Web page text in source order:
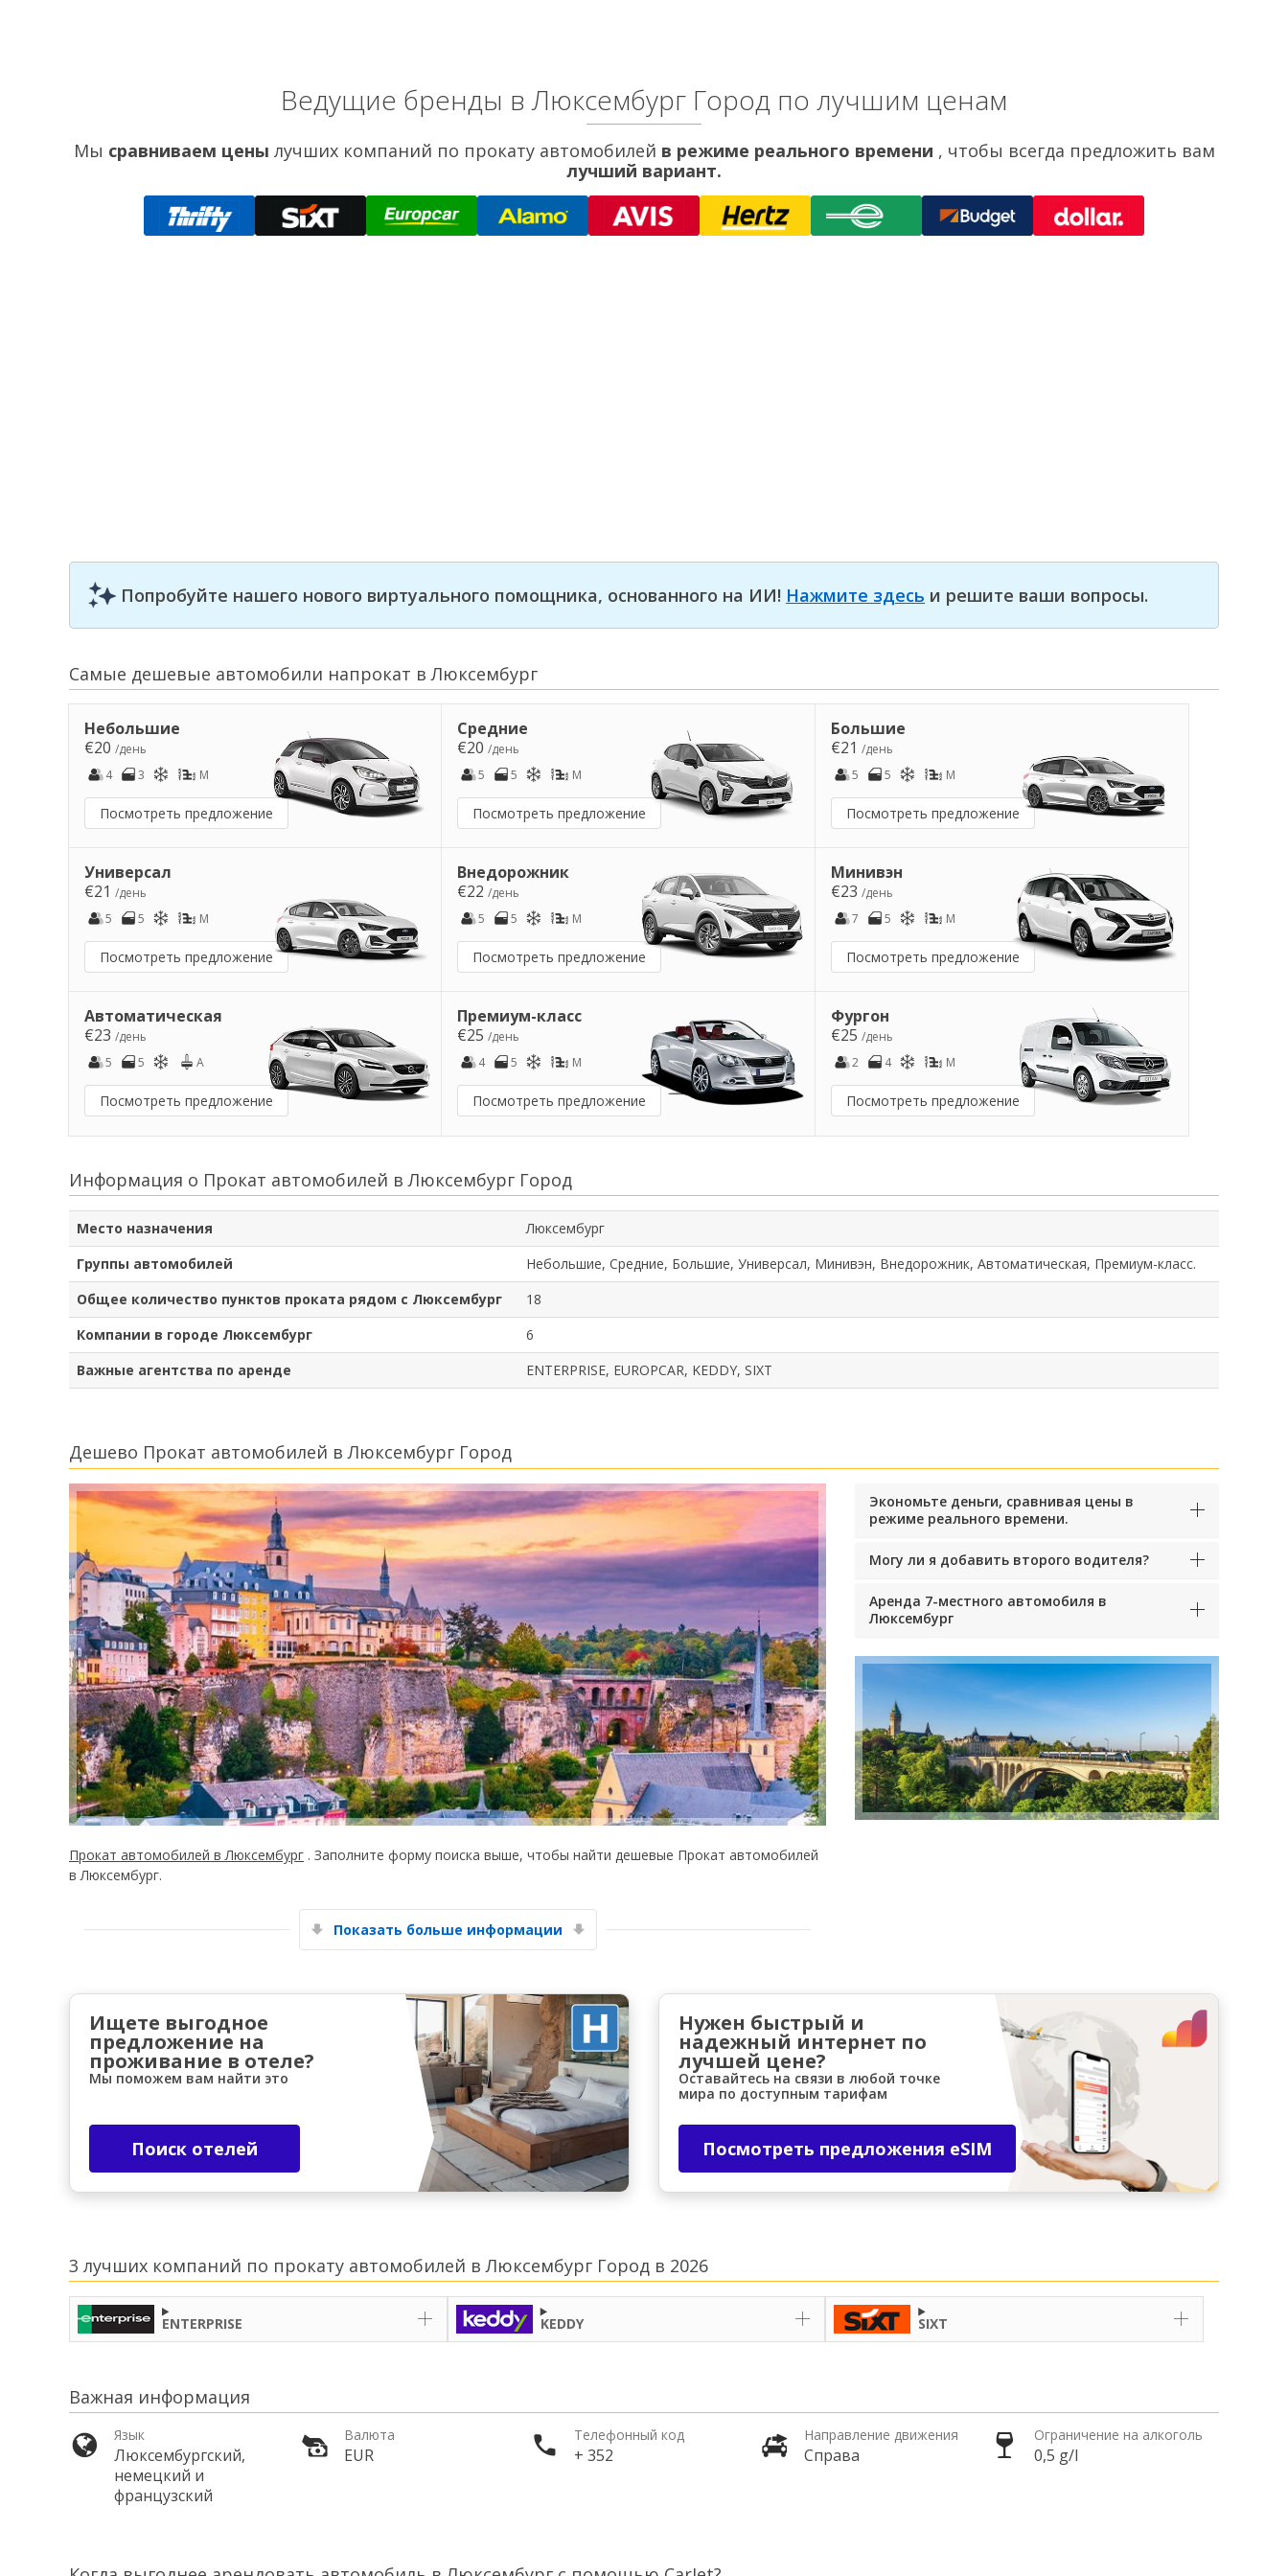
Получите доступ к эксклюзивным
предложениям партнёров
Войти с помощью eLink
Ведущие бренды в Люксембург Город по лучшим ценам
Мы сравниваем цены лучших компаний по прокату автомобилей в режиме реального времени , чтобы всегда предложить вам
лучший вариант.
Попробуйте нашего нового виртуального помощника, основанного на ИИ! Нажмите здесь и решите ваши вопросы.
Самые дешевые автомобили напрокат в Люксембург
Небольшие
€20 /день
4
3 M
Посмотреть предложение
Средние
€20/день
5
5 M
Посмотреть предложение
Большие
€21 /день
5
5 M
Посмотреть предложение
Универсал
€21 /день
5
5 M
Посмотреть предложение
Внедорожник
€22/день
5
5 M
Посмотреть предложение
Минивэн
€23 /день
7
5 M
Посмотреть предложение
Автоматическая
€23 /день
5
5 A
Посмотреть предложение
Премиум-класс
€25/день
4
5 M
Посмотреть предложение
Фургон
€25 /день
2
4 M
Посмотреть предложение
Информация о Прокат автомобилей в Люксембург Город
Место назначения
Люксембург
Группы автомобилей
Небольшие, Средние, Большие, Универсал, Минивэн, Внедорожник, Автоматическая, Премиум-класс.
Общее количество пунктов проката рядом с Люксембург
18
Компании в городе Люксембург
6
Важные агентства по аренде
ENTERPRISE, EUROPCAR, KEDDY, SIXT
Дешево Прокат автомобилей в Люксембург Город
Прокат автомобилей в Люксембург . Заполните форму поиска выше, чтобы найти дешевые Прокат автомобилей
в Люксембург.
Показать больше информации
Экономьте деньги, сравнивая цены в
режиме реального времени.
Могу ли я добавить второго водителя?
Аренда 7-местного автомобиля в
Люксембург
Ищете выгодное
предложение на
проживание в отеле?
Мы поможем вам найти это
Поиск отелей
Нужен быстрый и
надежный интернет по
лучшей цене?
Оставайтесь на связи в любой точке
мира по доступным тарифам
Посмотреть предложения eSIM
3 лучших компаний по прокату автомобилей в Люксембург Город в 2026
ENTERPRISE KEDDY SIXT
Важная информация
Язык
Люксембургский,
немецкий и
французский
Валюта
EUR
Телефонный код
+ 352
Направление движения
Справа
Ограничение на алкоголь
0,5 g/l